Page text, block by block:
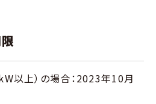
以上）の場合：2023年10月